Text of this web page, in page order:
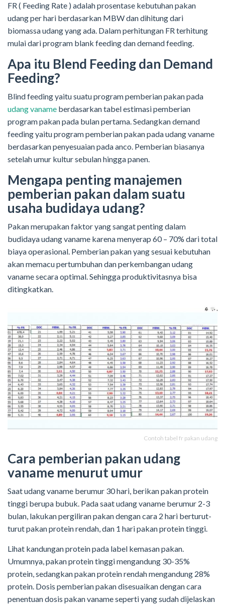
FR ( Feeding Rate ) adalah prosentase kebutuhan pakan
udang per hari berdasarkan MBW dan dihitung dari
biomassa udang yang ada. Dalam perhitungan FR terhitung
mulai dari program blank feeding dan demand feeding.
Apa itu Blend Feeding dan Demand
Feeding?
Blind feeding yaitu suatu program pemberian pakan pada
udang vaname berdasarkan tabel estimasi pemberian
program pakan pada bulan pertama. Sedangkan demand
feeding yaitu program pemberian pakan pada udang vaname
berdasarkan penyesuaian pada anco. Pemberian biasanya
setelah umur kultur sebulan hingga panen.
Mengapa penting manajemen
pemberian pakan dalam suatu
usaha budidaya udang?
Pakan merupakan faktor yang sangat penting dalam
budidaya udang vaname karena menyerap 60 – 70% dari total
biaya operasional. Pemberian pakan yang sesuai kebutuhan
akan memacu pertumbuhan dan perkembangan udang
vaname secara optimal. Sehingga produktivitasnya bisa
ditingkatkan.
Contoh tabel fr pakan udang
Cara pemberian pakan udang
vaname menurut umur
Saat udang vaname berumur 30 hari, berikan pakan protein
tinggi berupa bubuk. Pada saat udang vaname berumur 2-3
bulan, lakukan pergiliran pakan dengan cara 2 hari berturut-
turut pakan protein rendah, dan 1 hari pakan protein tinggi.
Lihat kandungan protein pada label kemasan pakan.
Umumnya, pakan protein tinggi mengandung 30-35%
protein, sedangkan pakan protein rendah mengandung 28%
protein. Dosis pemberian pakan disesuaikan dengan cara
penentuan dosis pakan vaname seperti yang sudah dijelaskan